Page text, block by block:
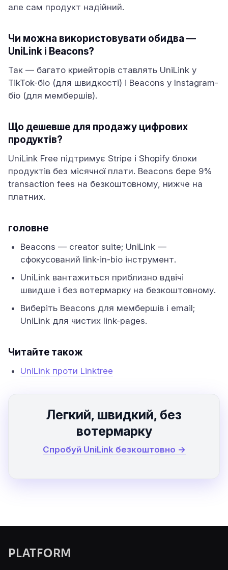
але сам продукт надійний.
Чи можна використовувати обидва —
UniLink і Beacons?
Так — багато криейторів ставлять UniLink у
TikTok-біо (для швидкості) і Beacons у Instagram-
біо (для мембершів).
Що дешевше для продажу цифрових
продуктів?
UniLink Free підтримує Stripe і Shopify блоки
продуктів без місячної плати. Beacons бере 9%
transaction fees на безкоштовному, нижче на
платних.
головне
Beacons — creator suite; UniLink —
сфокусований link-in-bio інструмент.
UniLink вантажиться приблизно вдвічі
швидше і без вотермарку на безкоштовному.
Виберіть Beacons для мембершів і email;
UniLink для чистих link-pages.
Читайте також
UniLink проти Linktree
Легкий, швидкий, без
вотермарку
Спробуй UniLink безкоштовно →
PLATFORM